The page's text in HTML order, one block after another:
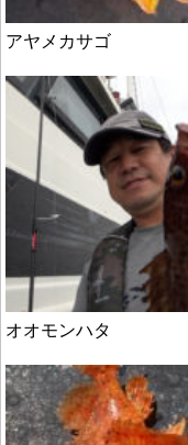
アヤメカサゴ
オオモンハタ